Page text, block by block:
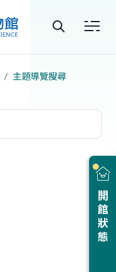
站
尋
開館狀態
主題導覽搜尋